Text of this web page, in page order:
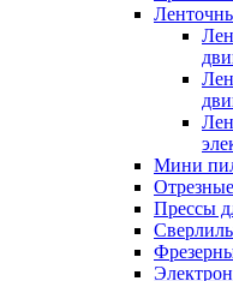
Мини
Прессы